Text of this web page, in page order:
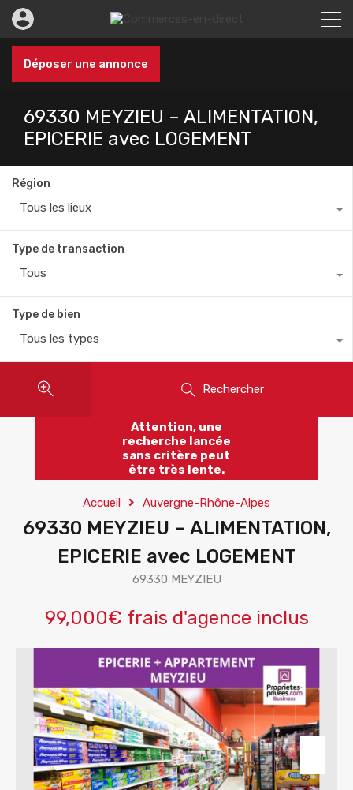
Déposer une annonce
69330 MEYZIEU – ALIMENTATION,
EPICERIE avec LOGEMENT
Région
Tous les lieux
Type de transaction
Tous
Type de bien
Tous les types
Rechercher
Attention, une
recherche lancée
sans critère peut
être très lente.
Accueil Auvergne-Rhône-Alpes
69330 MEYZIEU – ALIMENTATION,
EPICERIE avec LOGEMENT
69330 MEYZIEU
99,000€ frais d'agence inclus